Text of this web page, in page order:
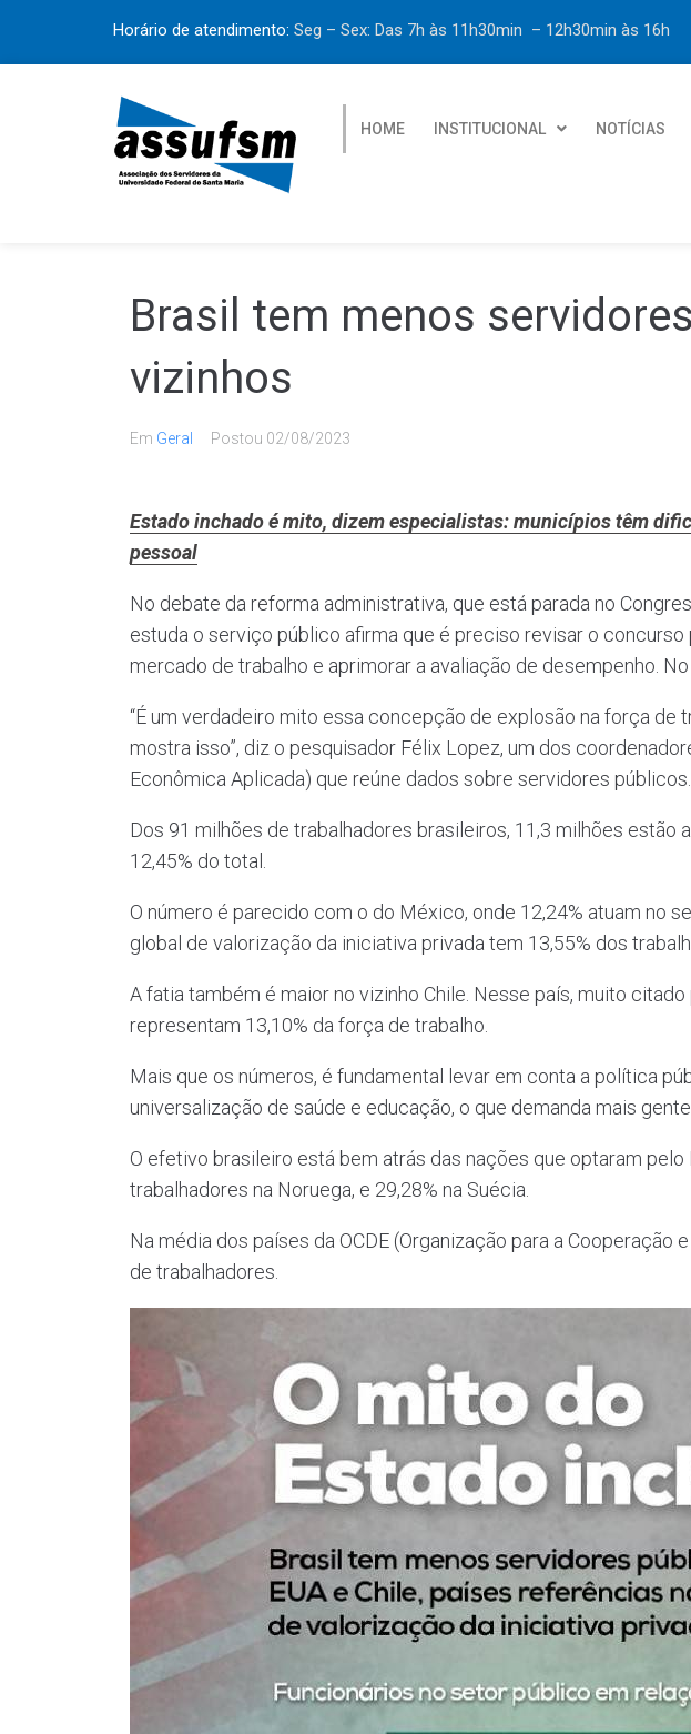
Horário de atendimento: Seg – Sex: Das 7h às 11h30min – 12h30min às 16h
HOME INSTITUCIONAL NOTÍCIAS
Brasil tem menos
vizinhos
Em Geral Postou 02/08/2023
Estado inchado é mito, dizem especialistas: municípios têm
pessoal
No debate da reforma administrativa, que está parada no
estuda o serviço público afirma que é preciso revisar o
mercado de trabalho e aprimorar a avaliação de desempenho.
“É um verdadeiro mito essa concepção de explosão na força
mostra isso”, diz o pesquisador Félix Lopez, um dos
Econômica Aplicada) que reúne dados sobre servidores públicos.
Dos 91 milhões de trabalhadores brasileiros, 11,3 milhões
12,45% do total.
O número é parecido com o do México, onde 12,24% atuam no
global de valorização da iniciativa privada tem 13,55% dos
A fatia também é maior no vizinho Chile. Nesse país, muito
representam 13,10% da força de trabalho.
Mais que os números, é fundamental levar em conta a política
universalização de saúde e educação, o que demanda mais
O efetivo brasileiro está bem atrás das nações que optaram
trabalhadores na Noruega, e 29,28% na Suécia.
Na média dos países da OCDE (Organização para a
de trabalhadores.